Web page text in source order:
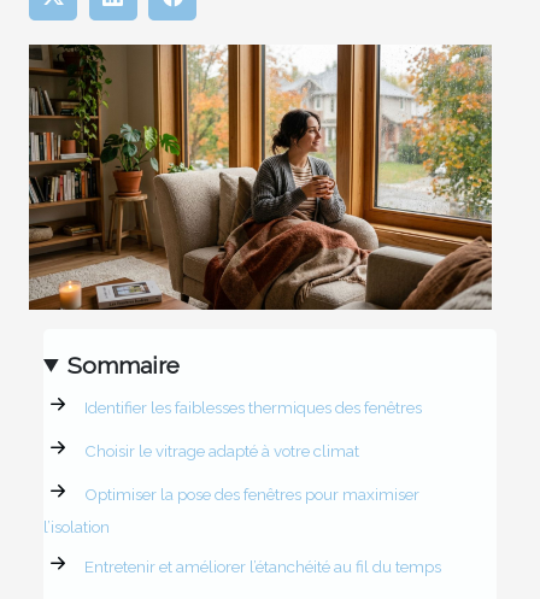
Sommaire
Identifier les faiblesses thermiques des fenêtres
Choisir le vitrage adapté à votre climat
Optimiser la pose des fenêtres pour maximiser
l’isolation
Entretenir et améliorer l’étanchéité au fil du temps